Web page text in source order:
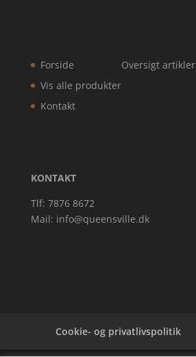
Forside
Vis alle produkter
Kontakt
Oversigt artikler
KONTAKT
Tlf: 7876 8672
Mail: info@queensville.dk
Cookie- og privatlivspolitik